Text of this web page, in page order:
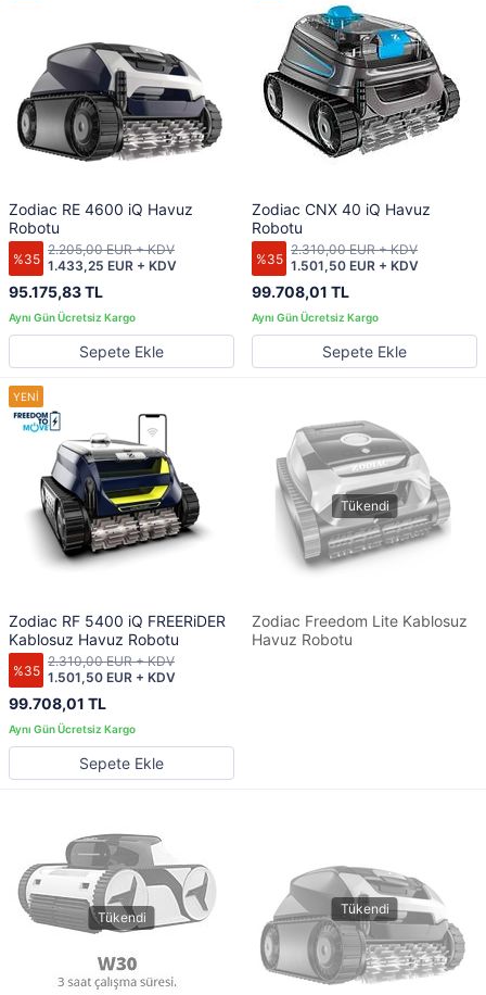
Zodiac RE 4600 iQ Havuz
Robotu
%35
95.175,83 TL
1.433,25 EUR + KDV
2.205,00 EUR + KDV
Sepete Ekle
Zodiac CNX 40 iQ Havuz
Robotu
%35
99.708,01 TL
1.501,50 EUR + KDV
2.310,00 EUR + KDV
Sepete Ekle
Zodiac RF 5400 iQ FREERiDER
Kablosuz Havuz Robotu
%35
99.708,01 TL
1.501,50 EUR + KDV
2.310,00 EUR + KDV
Sepete Ekle
Zodiac Freedom Lite Kablosuz
Havuz Robotu